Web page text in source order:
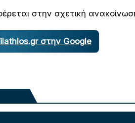
στην σχετική
στην Google